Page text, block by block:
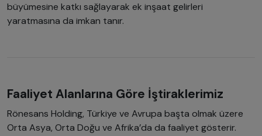
büyümesine katkı sağlayarak ek inşaat gelirleri
yaratmasına da imkan tanır.
Faaliyet Alanlarına Göre İştiraklerimiz
Rönesans Holding, Türkiye ve Avrupa başta olmak üzere
Orta Asya, Orta Doğu ve Afrika’da da faaliyet gösterir.